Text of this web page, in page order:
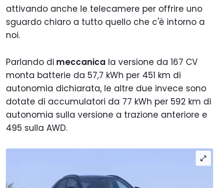
attivando anche le telecamere per offrire uno
sguardo chiaro a tutto quello che c'è intorno a
noi.
Parlando di meccanica la versione da 167 CV
monta batterie da 57,7 kWh per 451 km di
autonomia dichiarata, le altre due invece sono
dotate di accumulatori da 77 kWh per 592 km di
autonomia sulla versione a trazione anteriore e
495 sulla AWD.